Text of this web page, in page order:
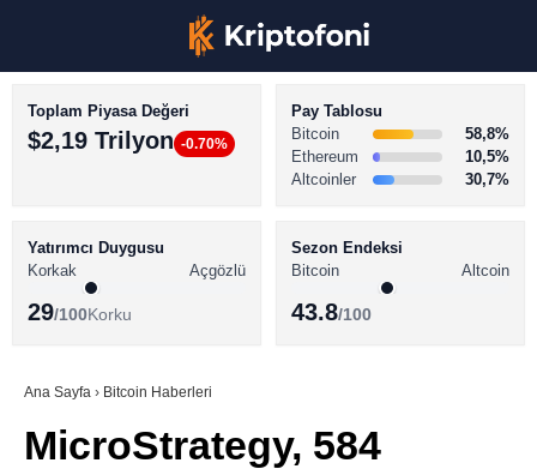
Youtube
BİTCOİN HABERLERİ
ALTCOİN HABERLERİ
SÖZLÜK
Toplam Piyasa Değeri
$2,19 Trilyon -0.70%
Pay Tablosu
Bitcoin
58,8%
Ethereum
10,5%
Altcoinler
30,7%
Yatırımcı Duygusu
Korkak
Açgözlü
29/100Korku
Sezon Endeksi
Bitcoin
Altcoin
43.8/100
Ana Sayfa › Bitcoin Haberleri
MicroStrategy, 584